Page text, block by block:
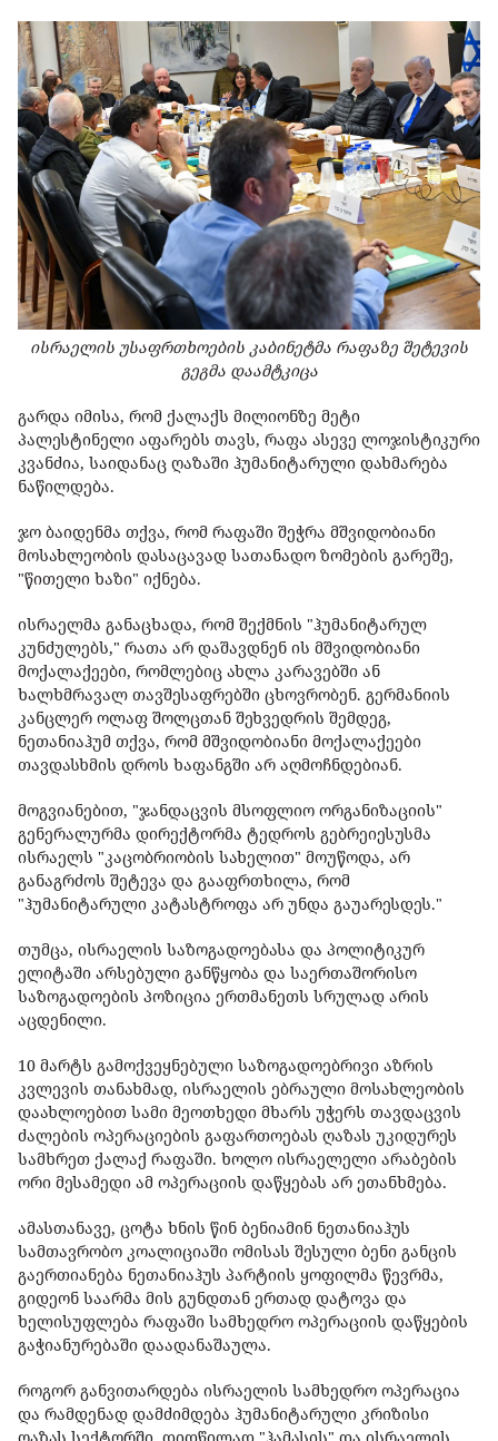
ისრაელის უსაფრთხოების კაბინეტმა რაფაზე შეტევის
გეგმა დაამტკიცა
გარდა იმისა, რომ ქალაქს მილიონზე მეტი
პალესტინელი აფარებს თავს, რაფა ასევე ლოჯისტიკური
კვანძია, საიდანაც ღაზაში ჰუმანიტარული დახმარება
ნაწილდება.
ჯო ბაიდენმა თქვა, რომ რაფაში შეჭრა მშვიდობიანი
მოსახლეობის დასაცავად სათანადო ზომების გარეშე,
"წითელი ხაზი" იქნება.
ისრაელმა განაცხადა, რომ შექმნის "ჰუმანიტარულ
კუნძულებს," რათა არ დაშავდნენ ის მშვიდობიანი
მოქალაქეები, რომლებიც ახლა კარავებში ან
ხალხმრავალ თავშესაფრებში ცხოვრობენ. გერმანიის
კანცლერ ოლაფ შოლცთან შეხვედრის შემდეგ,
ნეთანიაჰუმ თქვა, რომ მშვიდობიანი მოქალაქეები
თავდასხმის დროს ხაფანგში არ აღმოჩნდებიან.
მოგვიანებით, "ჯანდაცვის მსოფლიო ორგანიზაციის"
გენერალურმა დირექტორმა ტედროს გებრეიესუსმა
ისრაელს "კაცობრიობის სახელით" მოუწოდა, არ
განაგრძოს შეტევა და გააფრთხილა, რომ
"ჰუმანიტარული კატასტროფა არ უნდა გაუარესდეს."
თუმცა, ისრაელის საზოგადოებასა და პოლიტიკურ
ელიტაში არსებული განწყობა და საერთაშორისო
საზოგადოების პოზიცია ერთმანეთს სრულად არის
აცდენილი.
10 მარტს გამოქვეყნებული საზოგადოებრივი აზრის
კვლევის თანახმად, ისრაელის ებრაული მოსახლეობის
დაახლოებით სამი მეოთხედი მხარს უჭერს თავდაცვის
ძალების ოპერაციების გაფართოებას ღაზას უკიდურეს
სამხრეთ ქალაქ რაფაში. ხოლო ისრაელელი არაბების
ორი მესამედი ამ ოპერაციის დაწყებას არ ეთანხმება.
ამასთანავე, ცოტა ხნის წინ ბენიამინ ნეთანიაჰუს
სამთავრობო კოალიციაში ომისას შესული ბენი განცის
გაერთიანება ნეთანიაჰუს პარტიის ყოფილმა წევრმა,
გიდეონ საარმა მის გუნდთან ერთად დატოვა და
ხელისუფლება რაფაში სამხედრო ოპერაციის დაწყების
გაჭიანურებაში დაადანაშაულა.
როგორ განვითარდება ისრაელის სამხედრო ოპერაცია
და რამდენად დამძიმდება ჰუმანიტარული კრიზისი